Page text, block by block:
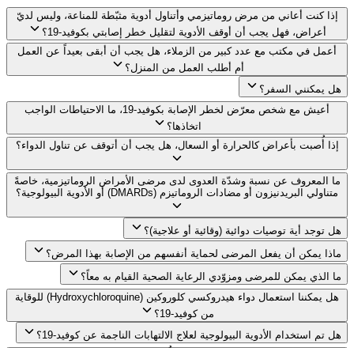
إذا كنت أعاني من مرض روماتيزمي وأتناول أدوية مثبّطة للمناعة، وليس لديّ
أعراض، فهل يجب أن أوقف الأدوية لتقليل خطر إصابتي بكوفيد-19؟
أعمل في مكتب مع عدد كبير من الزملاء، هل يجب أن أبقى بعيداً عن العمل
أم أطلب العمل من المنزل؟
هل يمكنني السفر؟
أعيش مع شخص معرّض لخطر الإصابة بكوفيد-19، ما الاحتياطات الواجب
اتخاذها؟
إذا أُصبت بأعراض كالحرارة أو السعال، هل يجب أن أتوقف عن تناول الدواء؟
ما المعروف عن نسبة وشدّة العدوى لدى مرضى الأمراض الروماتيزمية، خاصةً
متناولي البريدنيزون أو مضادات الروماتيزم (DMARDs) أو الأدوية البيولوجية؟
هل توجد أية توصيات دوائية (وقائية أو علاجية)؟
ماذا يمكن أن يفعل المرضى لحماية أنفسهم من الإصابة بهذا المرض؟
ما الذي يمكن للمرضى ومزوّدي الرعاية الصحية القيام به معاً؟
هل يمكننا استعمال دواء هيدروكسي كلوروكين (Hydroxychloroquine) للوقاية
من كوفيد-19؟
هل تم استخدام الأدوية البيولوجية لعلاج الالتهابات الناجمة عن كوفيد-19؟